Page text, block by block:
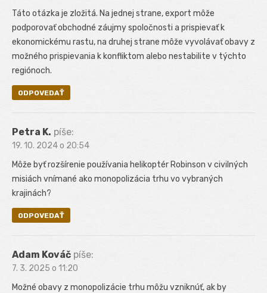
Táto otázka je zložitá. Na jednej strane, export môže
podporovať obchodné záujmy spoločnosti a prispievať k
ekonomickému rastu, na druhej strane môže vyvolávať obavy z
možného prispievania k konfliktom alebo nestabilite v týchto
regiónoch.
ODPOVEDAŤ
Petra K. píše:
19. 10. 2024 o 20:54
Môže byť rozšírenie používania helikoptér Robinson v civilných
misiách vnímané ako monopolizácia trhu vo vybraných
krajinách?
ODPOVEDAŤ
Adam Kováč píše:
7. 3. 2025 o 11:20
Možné obavy z monopolizácie trhu môžu vzniknúť, ak by